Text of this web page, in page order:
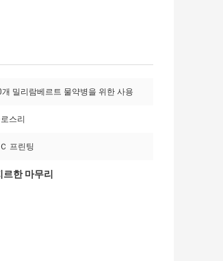
개 밀리람베르트 물약병을 위한 사용
스리
프린팅
한 마무리